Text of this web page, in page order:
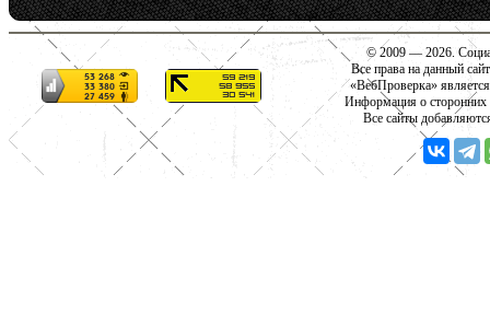
© 2009 — 2026.
Все права на данный
«ВебПроверка»
Информация о сторонних
Все сайты